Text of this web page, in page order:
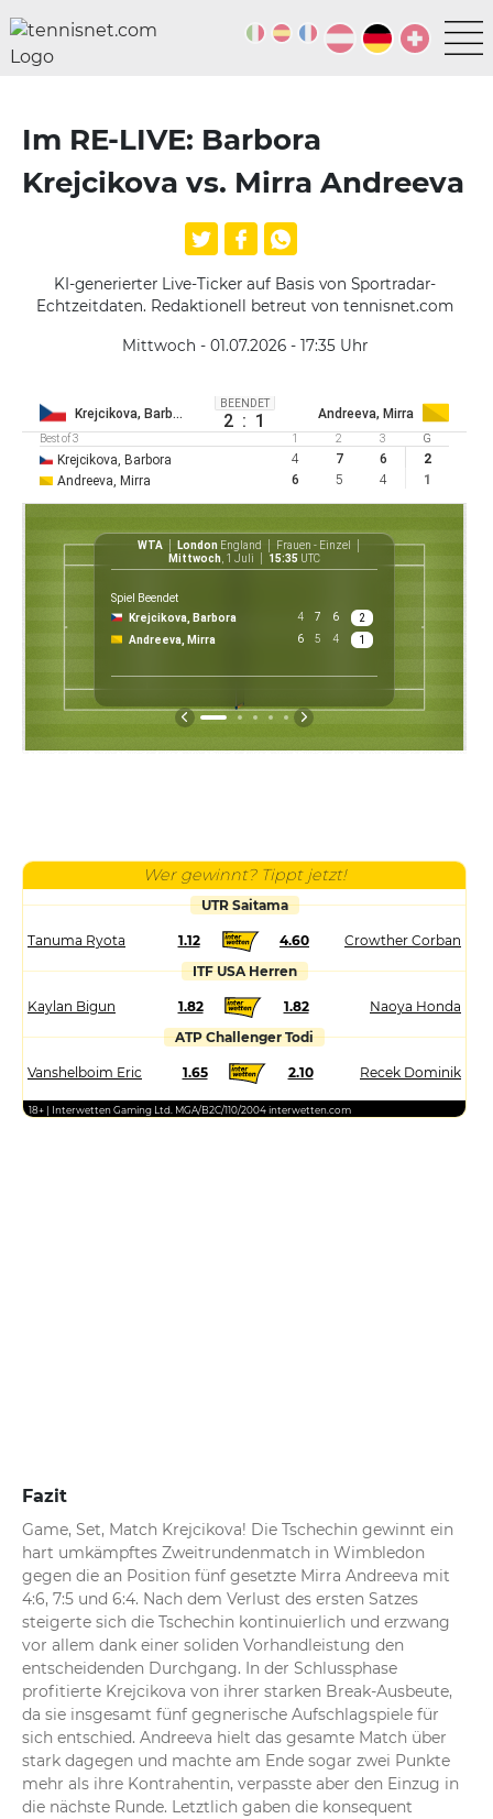
Im RE-LIVE: Barbora
Krejcikova vs. Mirra Andreeva
KI-generierter Live-Ticker auf Basis von Sportradar-
Echtzeitdaten. Redaktionell betreut von tennisnet.com
Mittwoch - 01.07.2026 - 17:35 Uhr
Krejcikova, Barbora
BEENDET
2 : 1 Andreeva, Mirra
Best of 3 1 2 3 G
Krejcikova, Barbora 4 7 6
2
Andreeva, Mirra
6 5 4 1
WTA London England
Frauen - Einzel
Mittwoch , 1 Juli 15:35 UTC
Spiel Beendet
Krejcikova, Barbora
4 7 6
2
Andreeva, Mirra
6 5 4 1
Wer gewinnt? Tippt jetzt!
UTR Saitama
Tanuma Ryota 1.12 4.60
Crowther Corban
ITF USA Herren
Kaylan Bigun 1.82 1.82
Naoya Honda
ATP Challenger Todi
Vanshelboim Eric 1.65 2.10 Recek Dominik
18+ | Interwetten Gaming Ltd. MGA/B2C/110/2004 interwetten.com
Fazit
Game, Set, Match Krejcikova! Die Tschechin gewinnt ein
hart umkämpftes Zweitrundenmatch in Wimbledon
gegen die an Position fünf gesetzte Mirra Andreeva mit
4:6, 7:5 und 6:4. Nach dem Verlust des ersten Satzes
steigerte sich die Tschechin kontinuierlich und erzwang
vor allem dank einer soliden Vorhandleistung den
entscheidenden Durchgang. In der Schlussphase
profitierte Krejcikova von ihrer starken Break-Ausbeute,
da sie insgesamt fünf gegnerische Aufschlagspiele für
sich entschied. Andreeva hielt das gesamte Match über
stark dagegen und machte am Ende sogar zwei Punkte
mehr als ihre Kontrahentin, verpasste aber den Einzug in
die nächste Runde. Letztlich gaben die konsequent